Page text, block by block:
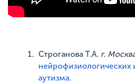
Строганова Т.А. г.
нейрофизиологических
аутизма.